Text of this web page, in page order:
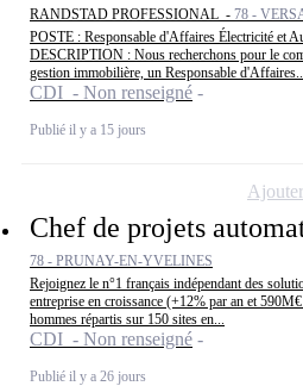
RANDSTAD PROFESSIONAL - 78 -
POSTE : Responsable d'Affaires Électricité et
DESCRIPTION : Nous recherchons pour le
gestion immobilière, un Responsable d'Affaires...
CDI - Non renseigné
Publié il y a 15 jours
Chef de projets
78 - PRUNAY-EN-YVELINES
Rejoignez le n°1 français indépendant des
entreprise en croissance (+12% par an et
hommes répartis sur 150 sites en...
CDI - Non renseigné
Publié il y a 26 jours